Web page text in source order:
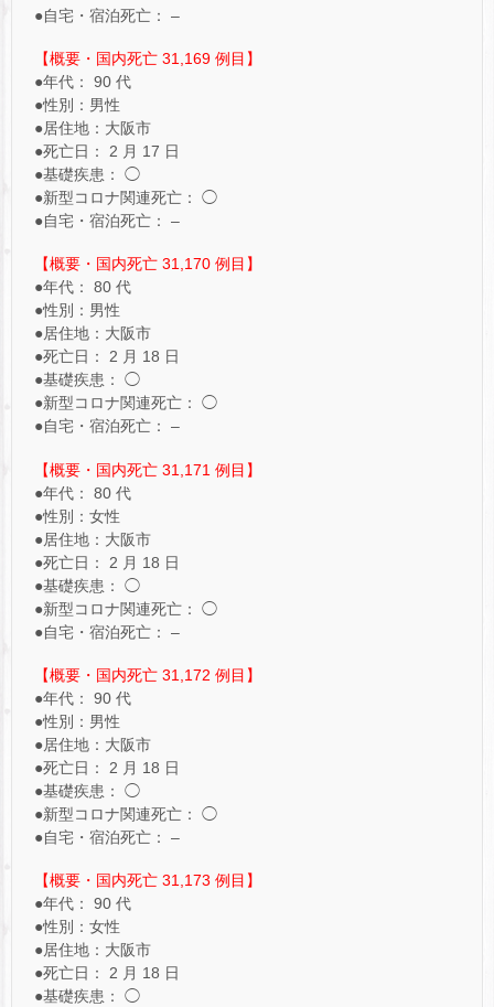
●自宅・宿泊死亡： –
【概要・国内死亡 31,169 例目】
●年代： 90 代
●性別：男性
●居住地：大阪市
●死亡日： 2 月 17 日
●基礎疾患： ◯
●新型コロナ関連死亡： ◯
●自宅・宿泊死亡： –
【概要・国内死亡 31,170 例目】
●年代： 80 代
●性別：男性
●居住地：大阪市
●死亡日： 2 月 18 日
●基礎疾患： ◯
●新型コロナ関連死亡： ◯
●自宅・宿泊死亡： –
【概要・国内死亡 31,171 例目】
●年代： 80 代
●性別：女性
●居住地：大阪市
●死亡日： 2 月 18 日
●基礎疾患： ◯
●新型コロナ関連死亡： ◯
●自宅・宿泊死亡： –
【概要・国内死亡 31,172 例目】
●年代： 90 代
●性別：男性
●居住地：大阪市
●死亡日： 2 月 18 日
●基礎疾患： ◯
●新型コロナ関連死亡： ◯
●自宅・宿泊死亡： –
【概要・国内死亡 31,173 例目】
●年代： 90 代
●性別：女性
●居住地：大阪市
●死亡日： 2 月 18 日
●基礎疾患： ◯